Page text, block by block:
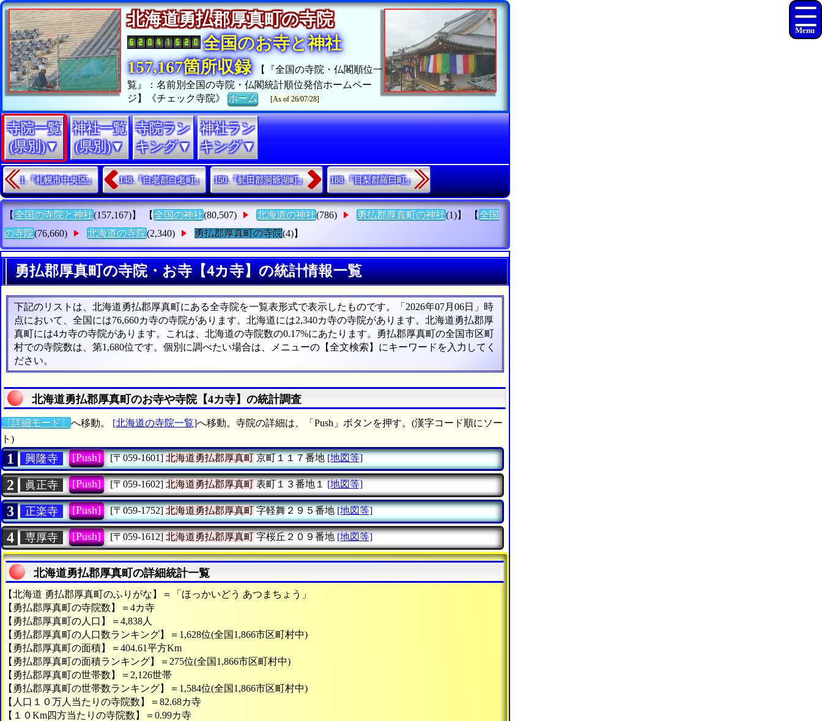
北海道勇払郡厚真町の寺院
全国のお寺と神社
157,167箇所収録
【『全国の寺院・仏閣順位一
覧』：名前別全国の寺院・仏閣統計順位発信ホームペー
ジ】《チェック寺院》ホーム [As of 26/07/28]
寺院一覧
(県別)▼
神社一覧
(県別)▼
寺院ラン
キング▼
神社ラン
キング▼
1.『札幌市中央区』 148.『白老郡白老町』 150.『虻田郡洞爺湖町』 188.『目梨郡羅臼町』
【 全国の寺院と神社(157,167)】 【 全国の神社(80,507) 北海道の神社(786) 勇払郡厚真町の神社(1)】 【 全国
の寺院(76,660) 北海道の寺院(2,340) 勇払郡厚真町の寺院(4)】
勇払郡厚真町の寺院・お寺【4カ寺】の統計情報一覧
下記のリストは、北海道勇払郡厚真町にある全寺院を一覧表形式で表示したものです。「2026年07月06日」時
点において、全国には76,660カ寺の寺院があります。北海道には2,340カ寺の寺院があります。北海道勇払郡厚
真町には4カ寺の寺院があります。これは、北海道の寺院数の0.17%にあたります。勇払郡厚真町の全国市区町
村での寺院数は、第1,680位です。個別に調べたい場合は、メニューの【全文検索】にキーワードを入力してく
ださい。
北海道勇払郡厚真町のお寺や寺院【4カ寺】の統計調査
〔詳細モード〕 へ移動。 [北海道の寺院一覧]へ移動。寺院の詳細は、「Push」ボタンを押す。(漢字コード順にソー
ト)
1 興隆寺 [Push] [〒059-1601] 北海道勇払郡厚真町京町１１７番地 [地図等]
2 眞正寺 [Push] [〒059-1602] 北海道勇払郡厚真町表町１３番地１ [地図等]
3 正楽寺 [Push] [〒059-1752] 北海道勇払郡厚真町字軽舞２９５番地 [地図等]
4 専厚寺 [Push] [〒059-1612] 北海道勇払郡厚真町字桜丘２０９番地 [地図等]
北海道勇払郡厚真町の詳細統計一覧
【北海道 勇払郡厚真町のふりがな】＝「ほっかいどう あつまちょう」
【勇払郡厚真町の寺院数】＝4カ寺
【勇払郡厚真町の人口】＝4,838人
【勇払郡厚真町の人口数ランキング】＝1,628位(全国1,866市区町村中)
【勇払郡厚真町の面積】＝404.61平方Km
【勇払郡厚真町の面積ランキング】＝275位(全国1,866市区町村中)
【勇払郡厚真町の世帯数】＝2,126世帯
【勇払郡厚真町の世帯数ランキング】＝1,584位(全国1,866市区町村中)
【人口１０万人当たりの寺院数】＝82.68カ寺
【１０Km四方当たりの寺院数】＝0.99カ寺